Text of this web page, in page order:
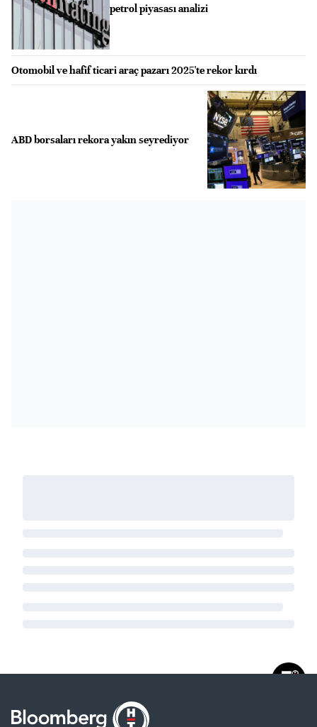
petrol piyasası analizi
Otomobil ve hafif ticari araç pazarı 2025'te rekor kırdı
ABD borsaları rekora yakın seyrediyor